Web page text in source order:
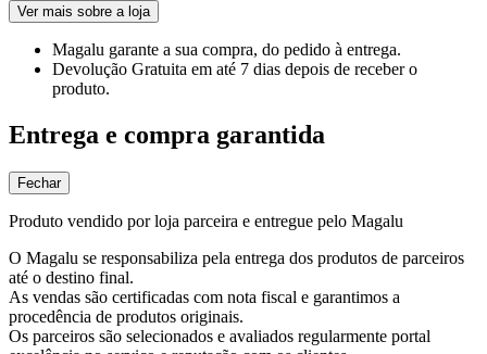
Ver mais sobre a loja
Magalu garante a sua compra, do pedido à entrega.
Devolução Gratuita em até 7 dias depois de receber o
produto.
Entrega e compra garantida
Fechar
Produto vendido por loja parceira e entregue pelo Magalu
O Magalu se responsabiliza pela entrega dos produtos de parceiros
até o destino final.
As vendas são certificadas com nota fiscal e garantimos a
procedência de produtos originais.
Os parceiros são selecionados e avaliados regularmente portal